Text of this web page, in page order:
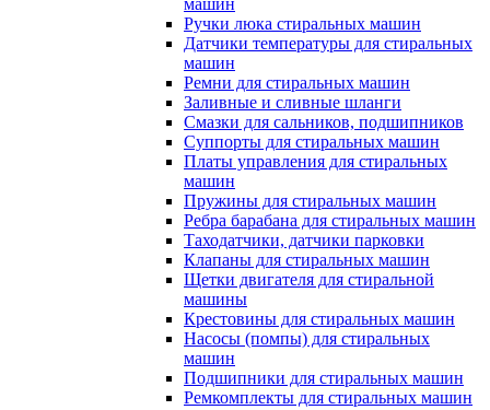
машин
Ручки люка стиральных машин
Датчики температуры для стиральных
машин
Ремни для стиральных машин
Заливные и сливные шланги
Смазки для сальников, подшипников
Суппорты для стиральных машин
Платы управления для стиральных
машин
Пружины для стиральных машин
Ребра барабана для стиральных машин
Таходатчики, датчики парковки
Клапаны для стиральных машин
Щетки двигателя для стиральной
машины
Крестовины для стиральных машин
Насосы (помпы) для стиральных
машин
Подшипники для стиральных машин
Ремкомплекты для стиральных машин